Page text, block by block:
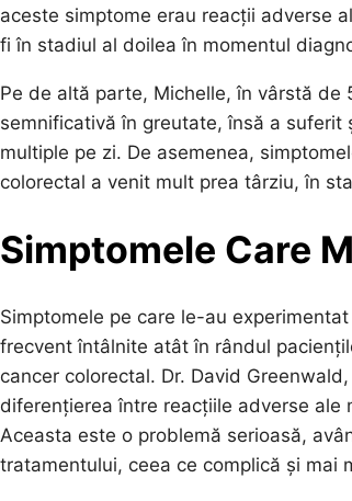
aceste simptome erau reacții adverse
fi în stadiul al doilea în momentul
Pe de altă parte, Michelle, în vârstă
semnificativă în greutate, însă a
multiple pe zi. De asemenea,
colorectal a venit mult prea târziu, în
Simptomele Care
Simptomele pe care le-au
frecvent întâlnite atât în rândul
cancer colorectal. Dr. David
diferențierea între reacțiile adverse
Aceasta este o problemă serioasă,
tratamentului, ceea ce complică și mai